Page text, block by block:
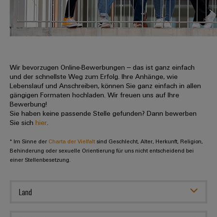
erlebbar
werden.
Datencenter
Produkte
für
Rechenzentren
–
effizient,
zuverlässig,
skalierbar
Energiespeicher
Lösungen
und
Anschlusstechnologie
DC-
u-
OS
Edge
Computing
Industrial
5G
Single
Leiterplattenklemmen
Gehäusesysteme
komponenten
Kabeleinführungssysteme
und
-
komponenten
Anschlussleitungen,
Patchkabel
Fast
Delivery
Beratung
und
digitale
Planung
easyConnect
-
Ihre
uns
Promotionfahrzeug
Distribution
Info
für
unsere
Partner
Vertrieb
Weidmüller
Zahlen
Unser
Vorstand
Nachhaltigkeit
Academy
People
Karriere
Stellen
für
Berufserfahrene
Für
Studierende
Werkstudententätigkeiten
Praktika
Abschlussarbeiten
Wir bevorzugen Online-Bewerbungen – das ist ganz einfach
und der schnellste Weg zum Erfolg. Ihre Anhänge, wie
Lebenslauf und Anschreiben, können Sie ganz einfach in allen
gängigen Formaten hochladen. Wir freuen uns auf Ihre
Bewerbung!
Sie haben keine passende Stelle gefunden? Dann bewerben
Sie sichhier
* Im Sinne der Charta der Vielfalt sind Geschlecht, Alter, Herkunft, Religion,
Behinderung oder sexuelle Orientierung für uns nicht entscheidend bei
einer Stellenbesetzung.
Land